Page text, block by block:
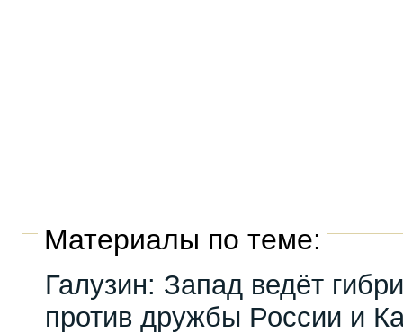
Материалы по теме:
Галузин: Запад ведёт
против дружбы России и